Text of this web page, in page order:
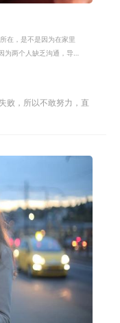
在，是不是因为在家里
为两个人缺乏沟通，导
败，所以不敢努力，直